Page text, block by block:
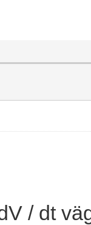
/ dt